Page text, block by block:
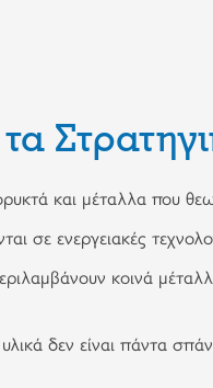
τα
και μέταλλα που
σε ενεργειακές
κοινά
δεν είναι πάντα